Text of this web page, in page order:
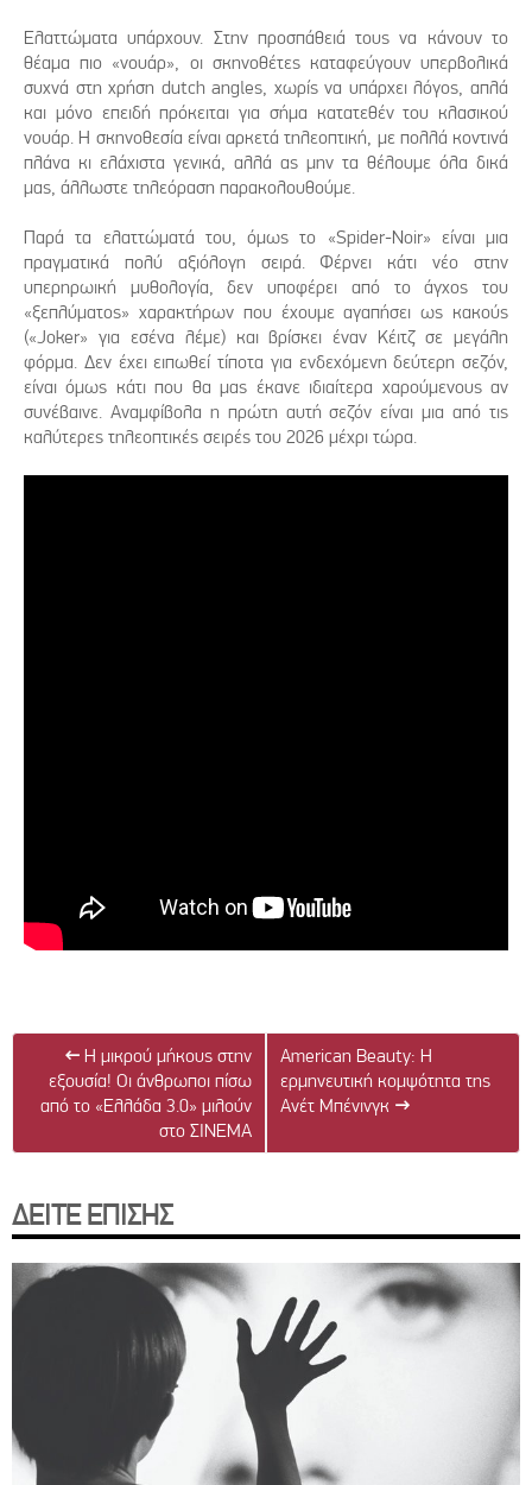
Ελαττώματα υπάρχουν. Στην προσπάθειά τους να κάνουν το
θέαμα πιο «νουάρ», οι σκηνοθέτες καταφεύγουν υπερβολικά
συχνά στη χρήση dutch angles, χωρίς να υπάρχει λόγος, απλά
και μόνο επειδή πρόκειται για σήμα κατατεθέν του κλασικού
νουάρ. Η σκηνοθεσία είναι αρκετά τηλεοπτική, με πολλά κοντινά
πλάνα κι ελάχιστα γενικά, αλλά ας μην τα θέλουμε όλα δικά
μας, άλλωστε τηλεόραση παρακολουθούμε.
Παρά τα ελαττώματά του, όμως το «Spider-Noir» είναι μια
πραγματικά πολύ αξιόλογη σειρά. Φέρνει κάτι νέο στην
υπερηρωική μυθολογία, δεν υποφέρει από το άγχος του
«ξεπλύματος» χαρακτήρων που έχουμε αγαπήσει ως κακούς
(«Joker» για εσένα λέμε) και βρίσκει έναν Κέιτζ σε μεγάλη
φόρμα. Δεν έχει ειπωθεί τίποτα για ενδεχόμενη δεύτερη σεζόν,
είναι όμως κάτι που θα μας έκανε ιδιαίτερα χαρούμενους αν
συνέβαινε. Αναμφίβολα η πρώτη αυτή σεζόν είναι μια από τις
καλύτερες τηλεοπτικές σειρές του 2026 μέχρι τώρα.
← Η μικρού μήκους στην
εξουσία! Οι άνθρωποι πίσω
από το «Ελλάδα 3.0» μιλούν
στο ΣΙΝΕΜΑ
American Beauty: Η
ερμηνευτική κομψότητα της
Ανέτ Μπένινγκ →
ΔΕΙΤΕ ΕΠΙΣΗΣ